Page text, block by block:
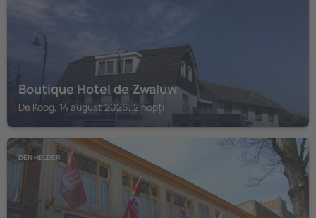
Boutique Hotel de Zwaluw
De Koog, 14 august 2026, 2 nopți
DEN HELDER